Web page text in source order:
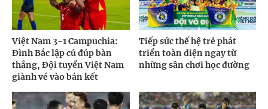
Việt Nam 3-1 Campuchia:
Đình Bắc lập cú đúp bàn
thắng, Đội tuyển Việt Nam
giành vé vào bán kết
Tiếp sức thế hệ trẻ phát
triển toàn diện ngay từ
những sân chơi học đường